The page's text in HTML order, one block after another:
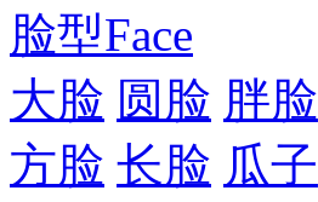
脸型Face
大脸 圆脸 胖脸
方脸 长脸 瓜子